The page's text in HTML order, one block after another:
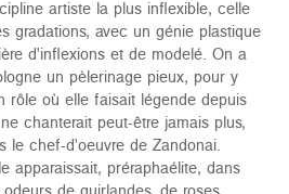
artiste la plus inflexible, celle
gradations, avec un génie plastique
d'inflexions et de modelé. On a
un pèlerinage pieux, pour y
rôle où elle faisait légende depuis
chanterait peut-être jamais plus,
le chef-d'oeuvre de Zandonai.
apparaissait, préraphaélite, dans